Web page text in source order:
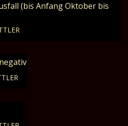
(bis Anfang Oktober bis